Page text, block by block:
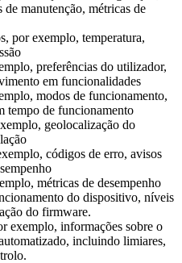
manutenção, métricas de
por exemplo, temperatura,
preferências do utilizador,
em funcionalidades
modos de funcionamento,
tempo de funcionamento
geolocalização do
códigos de erro, avisos
métricas de desempenho
do dispositivo, níveis
do firmware.
exemplo, informações sobre o
incluindo limiares,